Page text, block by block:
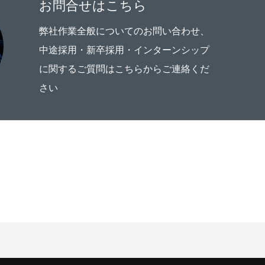
お問合せはこちら
弊社作業全般についてのお問い合わせ、
中途採用・新卒採用・インターンシップ
に関するご質問はこちらからご連絡くだ
さい